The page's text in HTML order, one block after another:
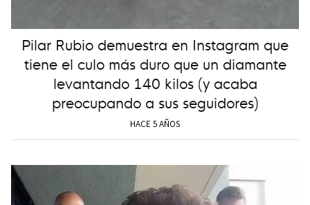
Pilar Rubio demuestra en Instagram que
tiene el culo más duro que un diamante
levantando 140 kilos (y acaba
preocupando a sus seguidores)
HACE 5 AÑOS